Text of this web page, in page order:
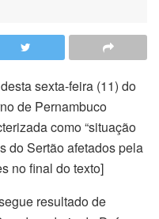
sexta-feira (11) do
de Pernambuco
como “situação
do Sertão afetados pela
no final do texto]
resultado de